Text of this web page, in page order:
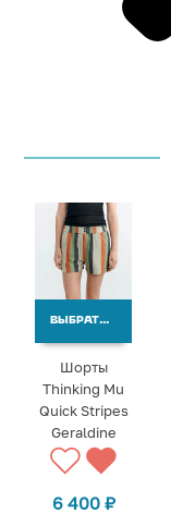
ВЫБРАТЬ ВАРИАНТЫ
Шорты
Thinking Mu
Quick Stripes
Geraldine
6 400 ₽